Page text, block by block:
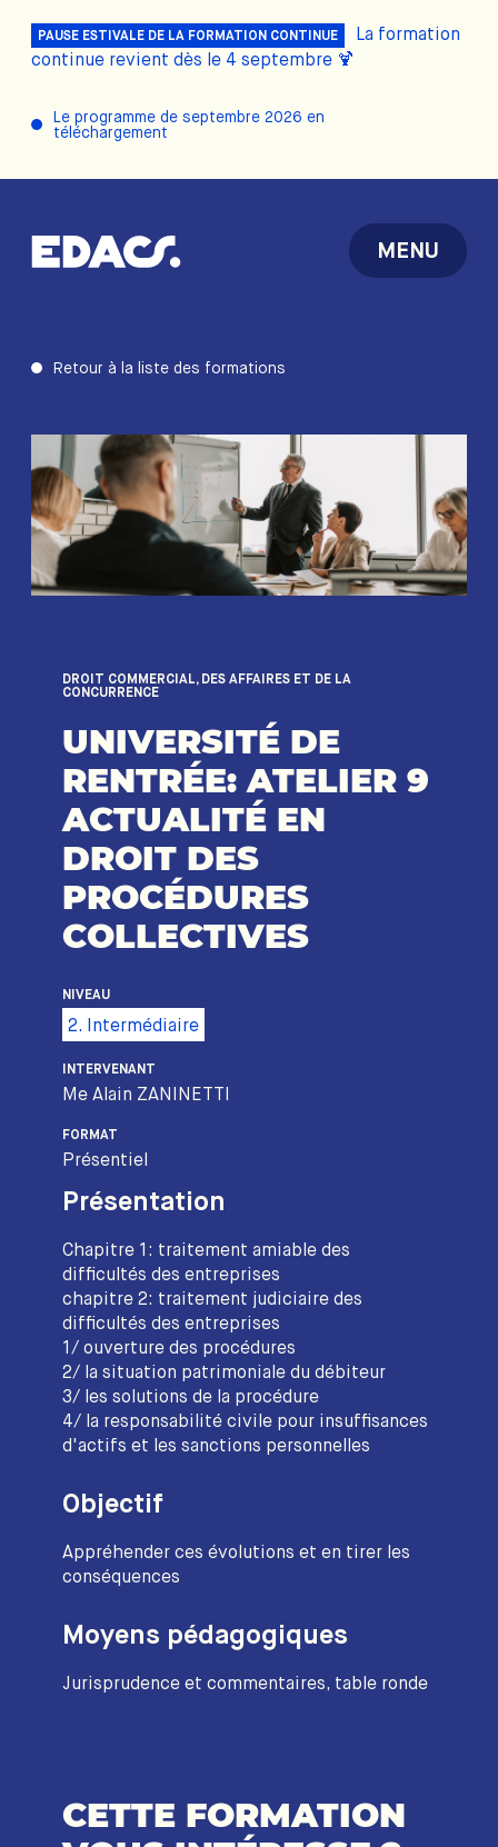
PAUSE ESTIVALE DE LA FORMATION CONTINUE
La formation
continue revient dès le 4 septembre 🍹
Le programme de septembre 2026 en
téléchargement
MENU
Retour à la liste des formations
DROIT COMMERCIAL, DES AFFAIRES ET DE LA
CONCURRENCE
UNIVERSITÉ DE
RENTRÉE: ATELIER 9
ACTUALITÉ EN
DROIT DES
PROCÉDURES
COLLECTIVES
NIVEAU
2. Intermédiaire
INTERVENANT
Me Alain ZANINETTI
FORMAT
Présentiel
Présentation
Chapitre 1: traitement amiable des
difficultés des entreprises
chapitre 2: traitement judiciaire des
difficultés des entreprises
1/ ouverture des procédures
2/ la situation patrimoniale du débiteur
3/ les solutions de la procédure
4/ la responsabilité civile pour insuffisances
d'actifs et les sanctions personnelles
Objectif
Appréhender ces évolutions et en tirer les
conséquences
Moyens pédagogiques
Jurisprudence et commentaires, table ronde
CETTE FORMATION